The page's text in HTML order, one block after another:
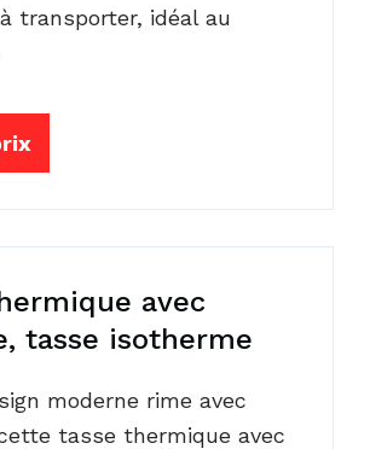
transporter, idéal au
avec
tasse isotherme
moderne rime avec
tasse thermique avec